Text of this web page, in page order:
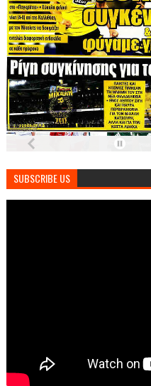
SUBSCRIBE US